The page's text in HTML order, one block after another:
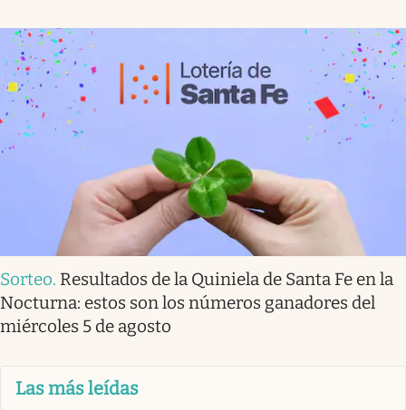
Sorteo. Resultados de la Quiniela de Santa Fe en la
Nocturna: estos son los números ganadores del
miércoles 5 de agosto
Las más leídas